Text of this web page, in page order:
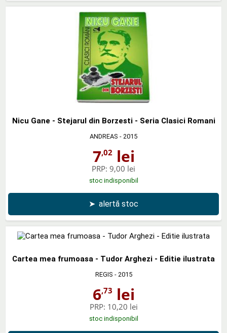
Nicu Gane - Stejarul din Borzesti - Seria Clasici Romani
ANDREAS - 2015
7,02lei
PRP: 9,00 lei
stoc indisponibil
➤ alertă stoc
Cartea mea frumoasa - Tudor Arghezi - Editie ilustrata
REGIS - 2015
6,73 lei
PRP: 10,20 lei
stoc indisponibil